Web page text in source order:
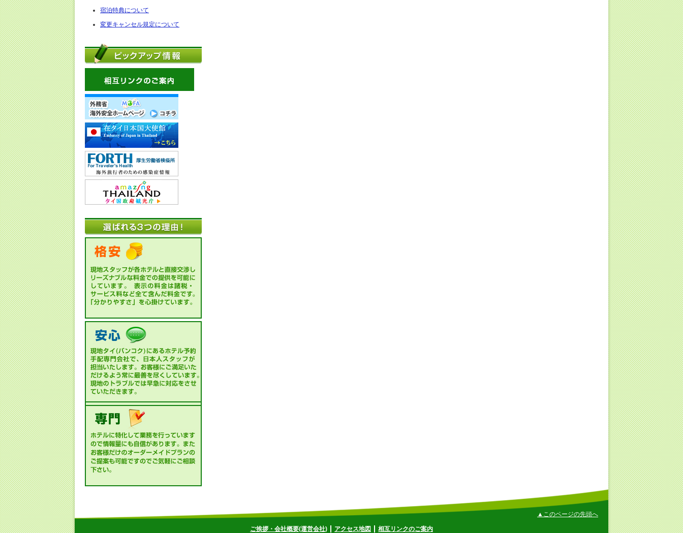
宿泊特典について
変更キャンセル規定について
▲このページの先頭へ
ご挨拶・会社概要(運営会社) アクセス地図 相互リンクのご案内